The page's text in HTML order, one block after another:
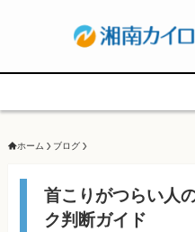
ホーム ブログ
首こりがつらい人
ク判断ガイド